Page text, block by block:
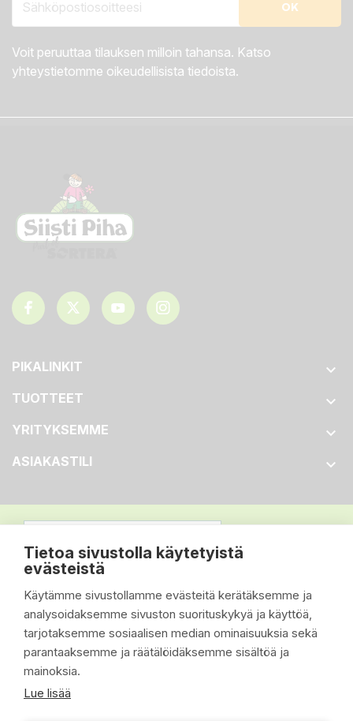
Tietoa sivustolla käytetyistä
evästeistä
Käytämme sivustollamme evästeitä kerätäksemme ja
analysoidaksemme sivuston suorituskykyä ja käyttöä,
tarjotaksemme sosiaalisen median ominaisuuksia sekä
parantaaksemme ja räätälöidäksemme sisältöä ja
mainoksia.
Lue lisää
Voit peruuttaa tilauksen milloin tahansa. Katso
yhteystietomme oikeudellisista tiedoista.
PIKALINKIT 
TUOTTEET 
YRITYKSEMME 
ASIAKASTILI 